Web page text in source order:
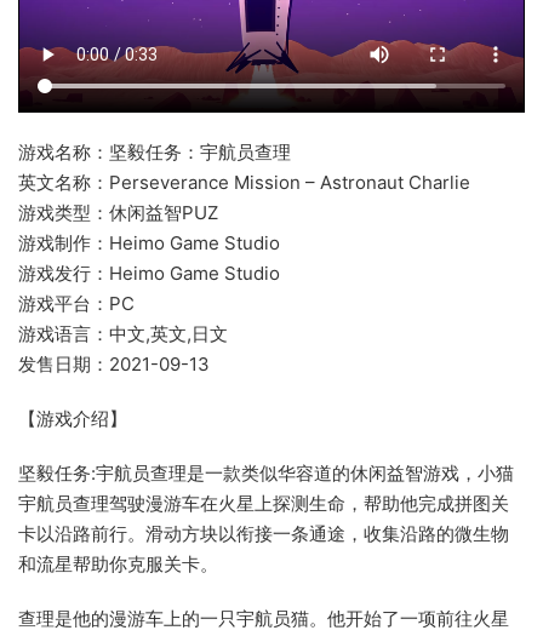
游戏名称：坚毅任务：宇航员查理
英文名称：Perseverance Mission – Astronaut Charlie
游戏类型：休闲益智PUZ
游戏制作：Heimo Game Studio
游戏发行：Heimo Game Studio
游戏平台：PC
游戏语言：中文,英文,日文
发售日期：2021-09-13
【游戏介绍】
坚毅任务:宇航员查理是一款类似华容道的休闲益智游戏，小猫
宇航员查理驾驶漫游车在火星上探测生命，帮助他完成拼图关
卡以沿路前行。滑动方块以衔接一条通途，收集沿路的微生物
和流星帮助你克服关卡。
查理是他的漫游车上的一只宇航员猫。他开始了一项前往火星